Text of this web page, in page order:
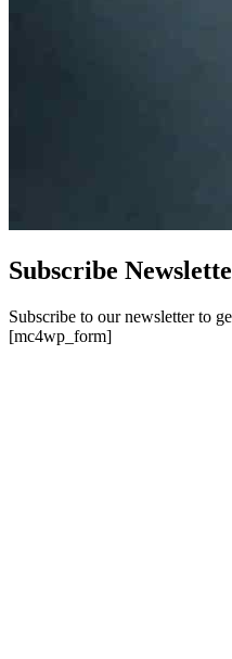
Subscribe
Subscribe to our newsletter to
[mc4wp_form]